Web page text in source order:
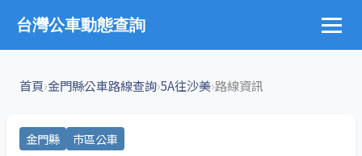
台灣公車動態查詢
首頁›金門縣公車路線查詢›5A往沙美›路線資訊
金門縣 市區公車